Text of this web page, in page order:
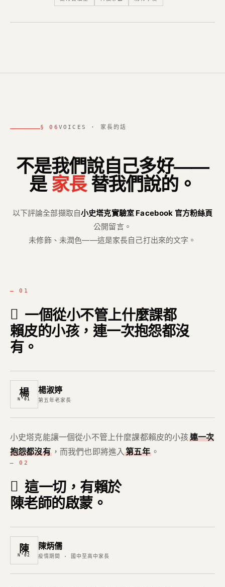
§ 06 VOICES · 家長的話
不是我們說自己多好——
是家長替我們說的。
以下評論全部擷取自小史塔克實驗室 Facebook 官方粉絲頁
公開留言。
未修飾、未潤色——這是家長自己打出來的文字。
— 01
一個從小不管上什麼課都
賴皮的小孩，連一次抱怨都沒
有。
楊
N°01
楊淑婷
第五年老家長
小史塔克能讓一個從小不管上什麼課都賴皮的小孩連一次
抱怨都沒有，而我們也即將進入第五年。
— 02
這一切，有賴於
陳老師的啟蒙。
陳
N°02
陳炳儒
疫情期間 · 國中至高中家長